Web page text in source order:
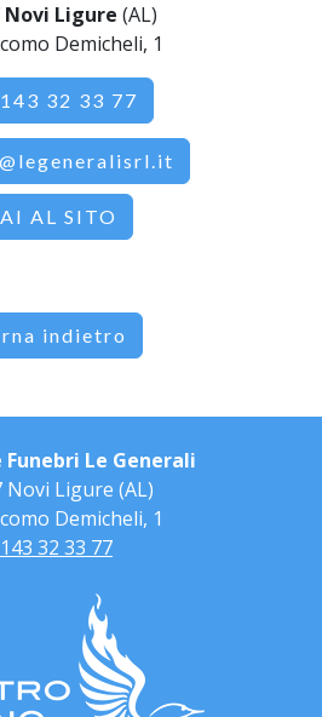
Novi Ligure (AL)
Demicheli, 1
32 33 77
AL SITO
indietro
Funebri Le Generali
Novi Ligure (AL)
Demicheli, 1
32 33 77